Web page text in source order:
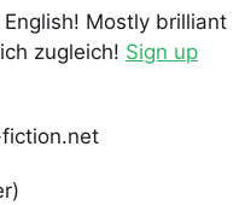
Mostly brilliant
zugleich! Sign up